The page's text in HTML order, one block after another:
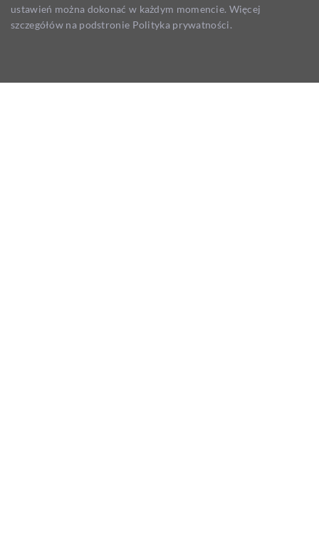
ustawień można dokonać w każdym momencie. Więcej
szczegółów na podstronie Polityka prywatności.